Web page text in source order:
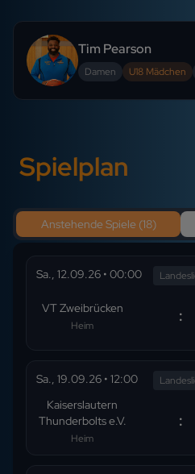
Tim Pearson
Damen U18 Mädchen
Spielplan
Anstehende Spiele (18)
Sa., 12.09.26 • 00:00
VT Zweibrücken
Heim
:
Sa., 19.09.26 • 12:00
Kaiserslautern
Thunderbolts e.V.
Heim
: